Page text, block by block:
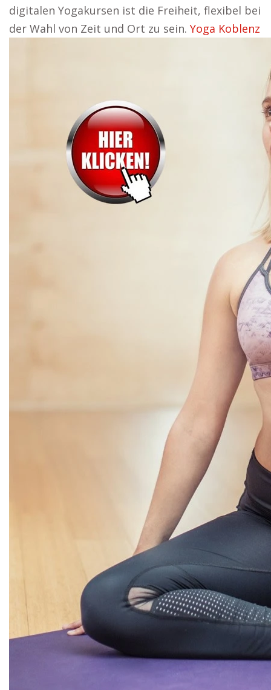
digitalen Yogakursen ist die Freiheit, flexibel bei
der Wahl von Zeit und Ort zu sein. Yoga Koblenz